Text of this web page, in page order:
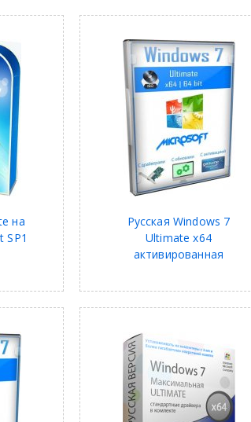
на
SP1
Русская Windows 7
Ultimate x64
активированная